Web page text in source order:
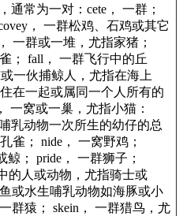
通常为一对：cete， 一群；
， 一群松鸡、石鸡或其它
一群或一堆，尤指家猪；
； fall， 一群飞行中的丘
一伙捕鲸人，尤指在海上
在一起或属同一个人所有的
一窝或一巢，尤指小猫：
乳动物一次所生的幼仔的总
雀； nide， 一窝野鸡；
鲸； pride， 一群狮子；
的人或动物，尤指骑士或
或水生哺乳动物如海豚或小
群猿； skein， 一群猎鸟，尤